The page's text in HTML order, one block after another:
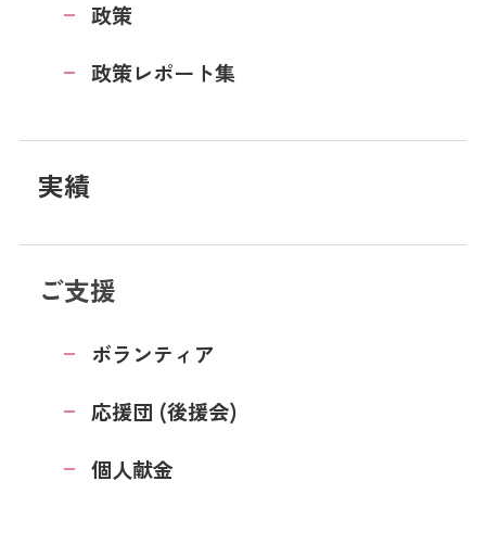
政策
政策レポート集
実績
ご支援
ボランティア
応援団 (後援会)
個人献金